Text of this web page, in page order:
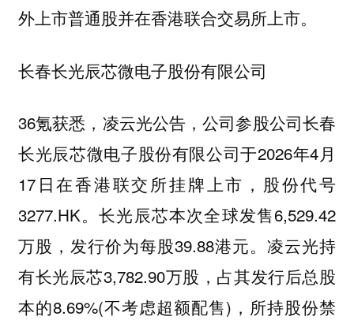
外上市普通股并在香港联合交易所上市。
长春长光辰芯微电子股份有限公司
36氪获悉，凌云光公告，公司参股公司长春
长光辰芯微电子股份有限公司于2026年4月
17日在香港联交所挂牌上市，股份代号
3277.HK。长光辰芯本次全球发售6,529.42
万股，发行价为每股39.88港元。凌云光持
有长光辰芯3,782.90万股，占其发行后总股
本的8.69%(不考虑超额配售)，所持股份禁